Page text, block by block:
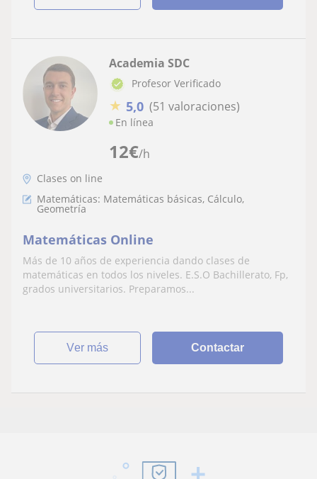
12€/h
Academia SDC
Profesor Verificado
★ 5,0 (51 valoraciones)
En línea
Clases on line
Matemáticas: Matemáticas básicas, Cálculo,
Geometría
Matemáticas Online
Más de 10 años de experiencia dando clases de
matemáticas en todos los niveles. E.S.O Bachillerato, Fp,
grados universitarios. Preparamos...
ver más Contactar